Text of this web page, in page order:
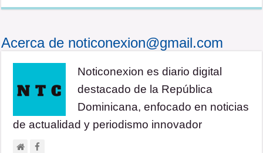
Acerca de noticonexion@gmail.com
Noticonexion es diario digital
destacado de la República
Dominicana, enfocado en noticias
de actualidad y periodismo innovador